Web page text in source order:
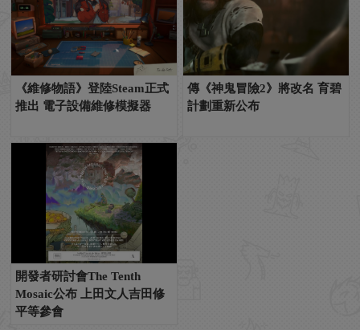
《維修物語》登陸Steam正式
推出 電子設備維修模擬器
傳《神鬼冒險2》將改名 育碧
計劃重新公布
開發者研討會The Tenth
Mosaic公布 上田文人吉田修
平等參會